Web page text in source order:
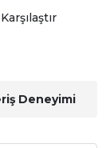
Karşılaştır
Deneyimi